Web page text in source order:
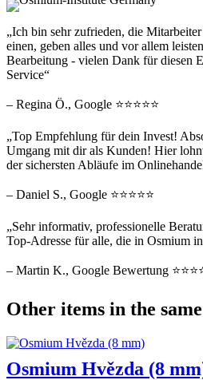
„Ich bin sehr zufrieden, die
einen, geben alles und vor allem
Bearbeitung - vielen Dank für diesen
Service“
– Regina Ö., Google ⭐⭐⭐⭐⭐
„Top Empfehlung für dein Invest!
Umgang mit dir als Kunden! Hier
der sichersten Abläufe im
– Daniel S., Google ⭐⭐⭐⭐⭐
„Sehr informativ, professionelle
Top-Adresse für alle, die in Osmium
– Martin K., Google Bewertung
Other items in the
Osmium Hvězda (8